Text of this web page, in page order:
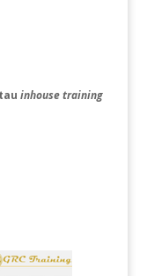
inhouse training